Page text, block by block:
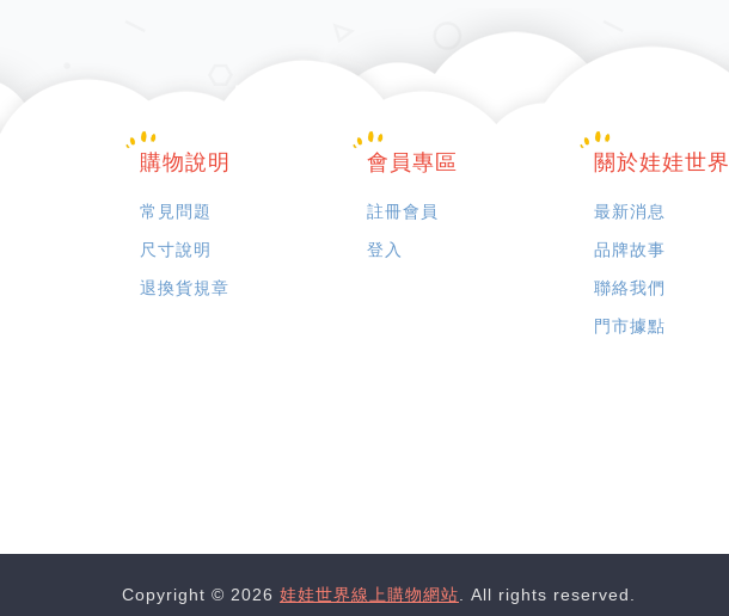
購物說明
常見問題
尺寸說明
退換貨規章
會員專區
註冊會員
登入
關於娃娃世界
最新消息
品牌故事
聯絡我們
門市據點
Copyright © 2026 娃娃世界線上購物網站. All rights reserved.